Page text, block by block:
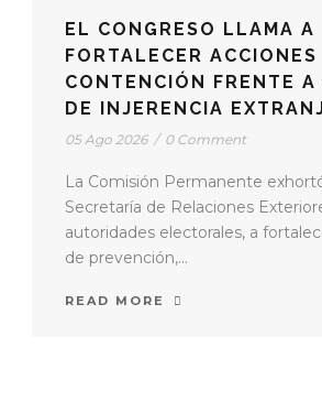
EL CONGRESO LLAMA A
FORTALECER ACCIONES
CONTENCIÓN FRENTE A
DE INJERENCIA
05 Ago 2026 / 0 Comment
La Comisión Permanente
Secretaría de Relaciones
autoridades electorales, a
de prevención,...
READ MORE
EDUCACIÓN